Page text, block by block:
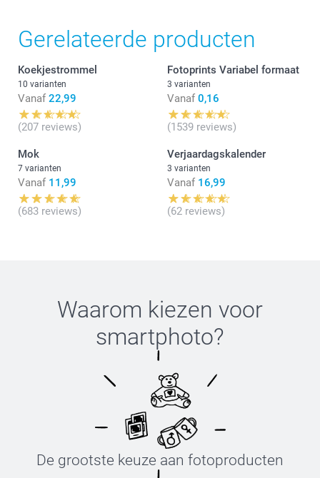
Gerelateerde producten
Koekjestrommel
10 varianten
Vanaf 22,99
(207 reviews)
Fotoprints Variabel formaat
3 varianten
Vanaf 0,16
(1539 reviews)
Mok
7 varianten
Vanaf 11,99
(683 reviews)
Verjaardagskalender
3 varianten
Vanaf 16,99
(62 reviews)
Waarom kiezen voor
smartphoto?
De grootste keuze aan fotoproducten